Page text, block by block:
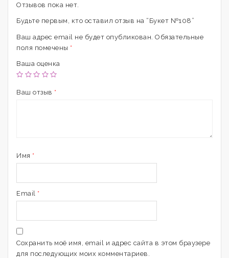
Отзывов пока нет.
Будьте первым, кто оставил отзыв на “Букет №108”
Ваш адрес email не будет опубликован. Обязательные
поля помечены *
Ваша оценка
Ваш отзыв *
Имя *
Email *
Сохранить моё имя, email и адрес сайта в этом браузере
для последующих моих комментариев.